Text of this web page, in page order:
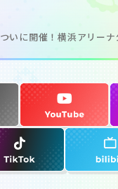
ついに開催！横浜アリー